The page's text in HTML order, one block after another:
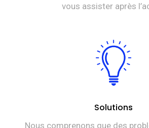
vous assister après
Solutions
Nous comprenons que des